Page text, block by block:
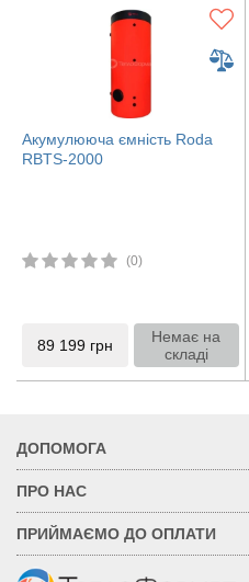
Акумулююча ємність Roda
RBTS-2000
(0)
89 199 грн
Немає на
складі
ДОПОМОГА
ПРО НАС
ПРИЙМАЄМО ДО ОПЛАТИ